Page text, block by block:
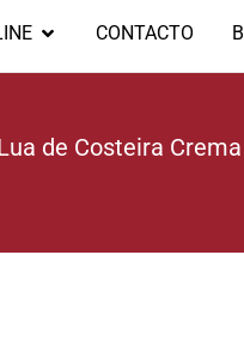
CONTACTO
de Costeira